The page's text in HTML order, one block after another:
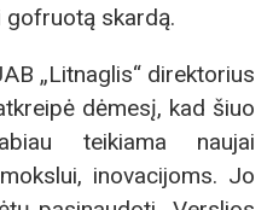
gofruotą skardą.
„Litnaglis“ direktorius
dėmesį, kad šiuo
teikiama naujai
inovacijoms. Jo